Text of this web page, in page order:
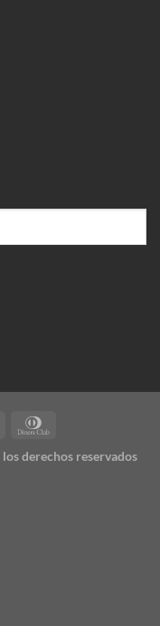
derechos reservados